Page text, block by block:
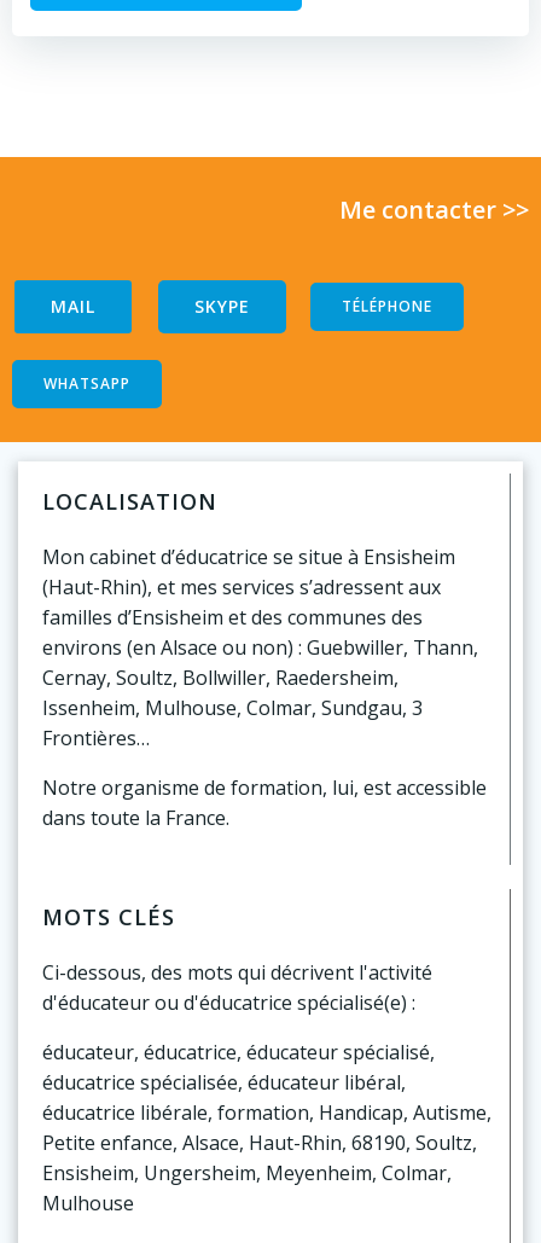
Me contacter >>
MAIL SKYPE TÉLÉPHONE
WHATSAPP
LOCALISATION
Mon cabinet d’éducatrice se situe à Ensisheim
(Haut-Rhin), et mes services s’adressent aux
familles d’Ensisheim et des communes des
environs (en Alsace ou non) : Guebwiller, Thann,
Cernay, Soultz, Bollwiller, Raedersheim,
Issenheim, Mulhouse, Colmar, Sundgau, 3
Frontières…
Notre organisme de formation, lui, est accessible
dans toute la France.
MOTS CLÉS
Ci-dessous, des mots qui décrivent l'activité
d'éducateur ou d'éducatrice spécialisé(e) :
éducateur, éducatrice, éducateur spécialisé,
éducatrice spécialisée, éducateur libéral,
éducatrice libérale, formation, Handicap, Autisme,
Petite enfance, Alsace, Haut-Rhin, 68190, Soultz,
Ensisheim, Ungersheim, Meyenheim, Colmar,
Mulhouse